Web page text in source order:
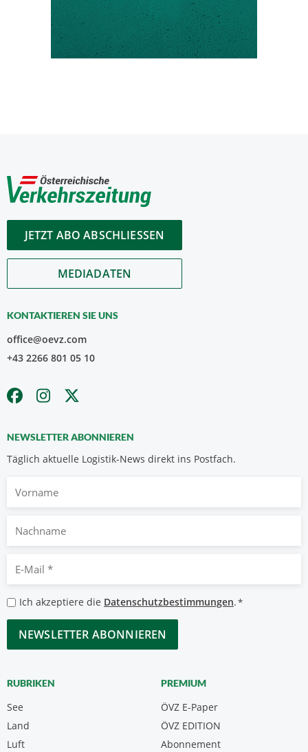
JETZT ABO ABSCHLIESSEN
MEDIADATEN
KONTAKTIEREN SIE UNS
office@oevz.com
+43 2266 801 05 10
NEWSLETTER ABONNIEREN
Täglich aktuelle Logistik-News direkt ins Postfach.
Nachname
Mail
*
Datenschutzbestimmungen
*
Ich akzeptiere die Datenschutzbestimmungen.*
CAPTCHA
RUBRIKEN
See
Land
Luft
PREMIUM
ÖVZ E-Paper
Abonnement
ÖVZ EDITION